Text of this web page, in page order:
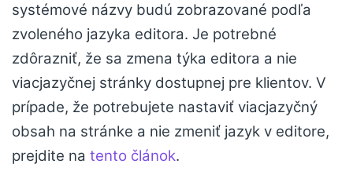
systémové názvy budú zobrazované podľa
zvoleného jazyka editora. Je potrebné
zdôrazniť, že sa zmena týka editora a nie
viacjazyčnej stránky dostupnej pre klientov. V
prípade, že potrebujete nastaviť viacjazyčný
obsah na stránke a nie zmeniť jazyk v editore,
prejdite na tento článok.